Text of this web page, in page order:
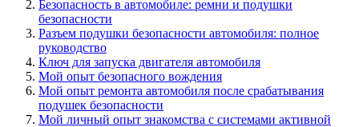
Безопасность в автомобиле: ремни и подушки
безопасности
Разъем подушки безопасности автомобиля: полное
руководство
Ключ для запуска двигателя автомобиля
Мой опыт безопасного вождения
Мой опыт ремонта автомобиля после срабатывания
подушек безопасности
Мой личный опыт знакомства с системами активной